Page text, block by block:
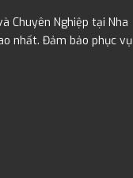
Chuyên Nghiệp tại Nha
nhất. Đảm bảo phục vụ